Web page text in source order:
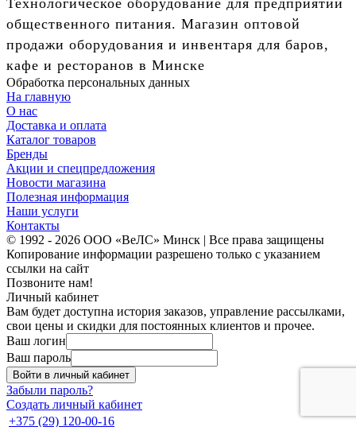
общественного питания. Магазин оптовой
продажи оборудования и инвентаря для баров,
кафе и ресторанов в Минске
Обработка персональных данных
На главную
О нас
Доставка и оплата
Каталог товаров
Бренды
Акции и спецпредложения
Новости магазина
Полезная информация
Наши услуги
Контакты
© 1992 - 2026 ООО «ВеЛС» Минск | Все права защищены
Копирование информации разрешено только с указанием
ссылки на сайт
Позвоните нам!
Личный кабинет
Вам будет доступна история заказов, управление рассылками,
свои цены и скидки для постоянных клиентов и прочее.
Ваш логин
Ваш пароль
Войти в личный кабинет
Забыли пароль?
Создать личный кабинет
+375 (29) 120-00-16